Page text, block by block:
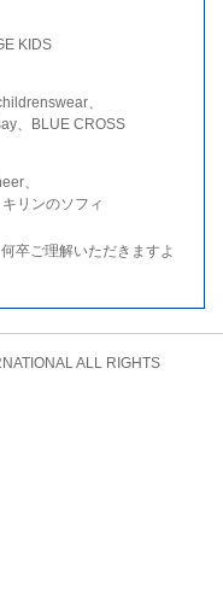
KIDS
、
、BLUE CROSS
、
リンのソフィ
卒ご理解いただきますよ